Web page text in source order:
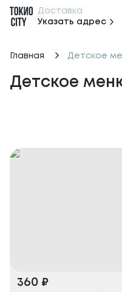
Доставка
Указать адрес
Главная Детское
Детское
360 ₽